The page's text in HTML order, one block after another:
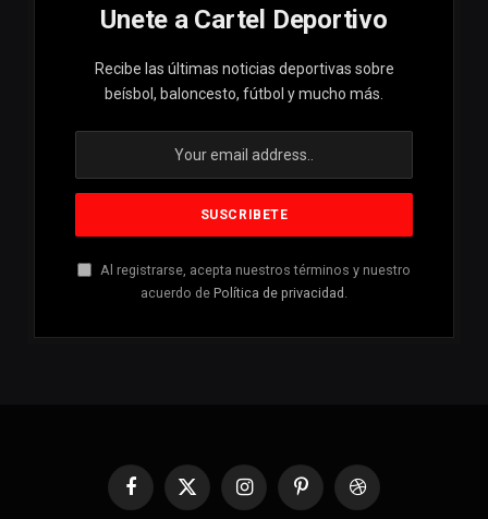
Unete a Cartel Deportivo
Recibe las últimas noticias deportivas sobre
beísbol, baloncesto, fútbol y mucho más.
Al registrarse, acepta nuestros términos y nuestro
acuerdo de Política de privacidad .
Facebook
X
InstagramPinterestDribbble